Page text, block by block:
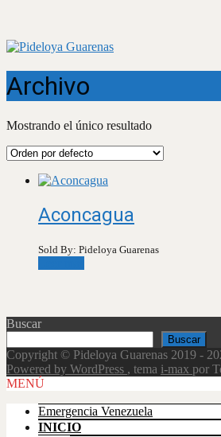
Archivo
Mostrando el único resultado
Aconcagua
Sold By: Pideloya Guarenas
Buscar
Buscar
Copyright © Pideloya Guarenas 2019 -
Powered by WordPress , tema i-max por
Scroll
MENÚ
Emergencia Venezuela
INICIO